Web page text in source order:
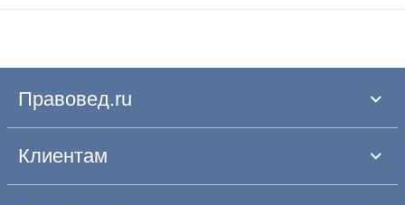
Правовед.ru
Клиентам